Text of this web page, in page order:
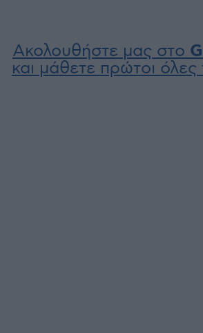
Ακολουθήστε μας στο
και μάθετε πρώτοι όλες